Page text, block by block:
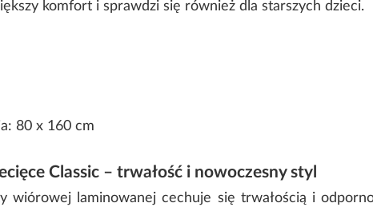
komfort i sprawdzi się również dla starszych dzieci.
80 x 160 cm
Classic – trwałość i nowoczesny styl
wiórowej laminowanej cechuje się trwałością i